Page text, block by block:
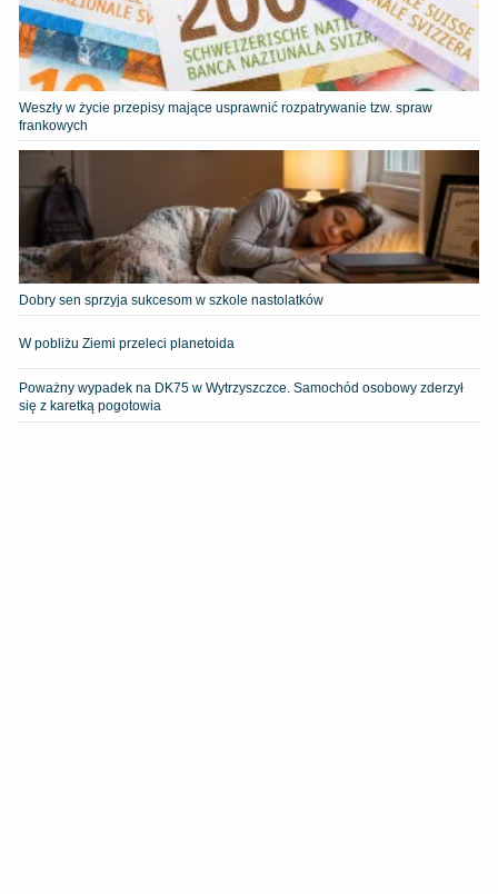
Weszły w życie przepisy mające usprawnić rozpatrywanie tzw. spraw
frankowych
Dobry sen sprzyja sukcesom w szkole nastolatków
W pobliżu Ziemi przeleci planetoida
Poważny wypadek na DK75 w Wytrzyszczce. Samochód osobowy zderzył
się z karetką pogotowia